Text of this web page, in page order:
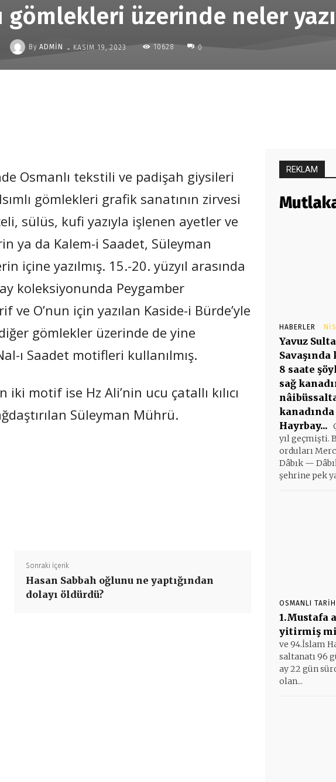
gömlekleri üzerinde neler
By ADMIN - KASIM 19, 2023 10628 0
Osmanlı tekstili ve padişah giysileri
gömlekleri grafik sanatının zirvesi
sülüs, kufi yazıyla işlenen ayetler ve
ya da Kalem-i Saadet, Süleyman
içine yazılmış. 15.-20. yüzyıl arasında
koleksiyonunda Peygamber
O’nun için yazılan Kaside-i Bürde’yle
gömlekler üzerinde de yine
ı Saadet motifleri kullanılmış.
iki motif ise Hz Ali’nin ucu çatallı kılıcı
Süleyman Mührü.
Sonraki İçerik
Hasan Sabbah oğlunu ne yaptığından
dolayı öldürdü?
REKLAM
HABERLER
Yavuz
8 saate
sağ
Hayrbay...
yıl geçmişti.
orduları
Dâbık —
şehrine pek
OSMANLI
1.Mustafa
yitirmiş
ve 94.İslam
saltanatı 96
ay 22 gün
olan...